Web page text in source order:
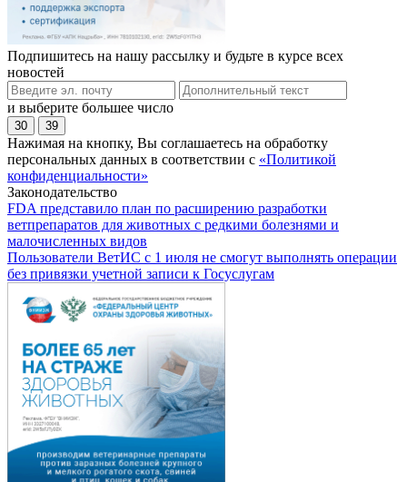
Подпишитесь на нашу рассылку и будьте в курсе всех
новостей
и выберите большее число
30 39
Нажимая на кнопку, Вы соглашаетесь на обработку
персональных данных в соответствии с «Политикой
конфиденциальности»
Законодательство
FDA представило план по расширению разработки
ветпрепаратов для животных с редкими болезнями и
малочисленных видов
Пользователи ВетИС с 1 июля не смогут выполнять операции
без привязки учетной записи к Госуслугам